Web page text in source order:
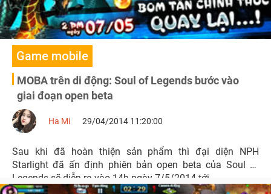
Game mobile
MOBA trên di động: Soul of Legends bước vào
giai đoạn open beta
Ha Mi 29/04/2014 11:20:00
Sau khi đã hoàn thiện sản phẩm thì đại diện NPH
Starlight đã ấn định phiên bản open beta của Soul of
Legends sẽ diễn ra vào 14h ngày 7/5/2014 tới.